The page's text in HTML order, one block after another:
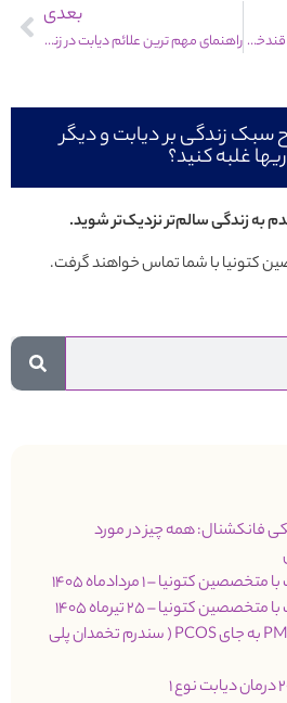
دقت( MARD) سنسور پایش قندخون چیست؟
بعدی
راهنمای مهم ترین علائم دیابت در زنان و مردان + علت
سبک زندگی بر دیابت و دیگر
غلبه کنید؟
به زندگی سالم‌تر نزدیک‌تر شوید.
کتونیا با شما تماس خواهند گرفت.
پزشکی فانکشنال: همه چیز در مورد
کتونیا – 1 مردادماه 1405
کتونیا – 25 تیرماه 1405
تغییر نام اثرگذار PMOS به جای PCOS ( سندرم تخمدان پلی